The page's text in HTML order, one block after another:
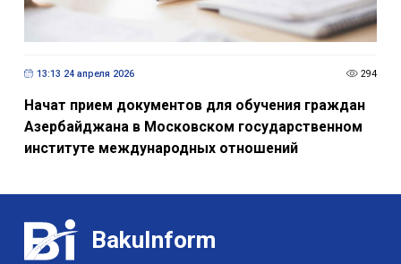
13:13 24 апреля 2026 294
Начат прием документов для обучения граждан
Азербайджана в Московском государственном
институте международных отношений
BakuInform